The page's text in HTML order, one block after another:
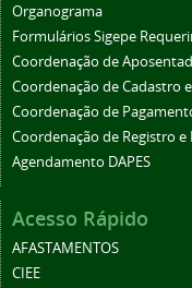
Organograma
Formulários Sigepe
Coordenação de
Coordenação de Cadastro
Coordenação de
Coordenação de Registro
Agendamento DAPES
Acesso Rápido
AFASTAMENTOS
CIEE